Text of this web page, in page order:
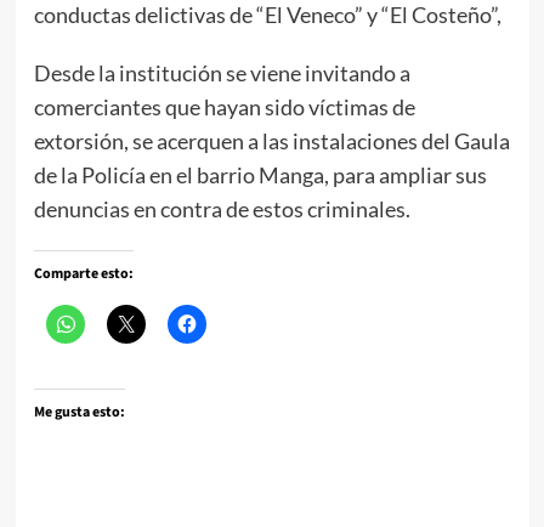
conductas delictivas de “El Veneco” y “El Costeño”,
Desde la institución se viene invitando a
comerciantes que hayan sido víctimas de
extorsión, se acerquen a las instalaciones del Gaula
de la Policía en el barrio Manga, para ampliar sus
denuncias en contra de estos criminales.
Comparte esto:
Me gusta esto: